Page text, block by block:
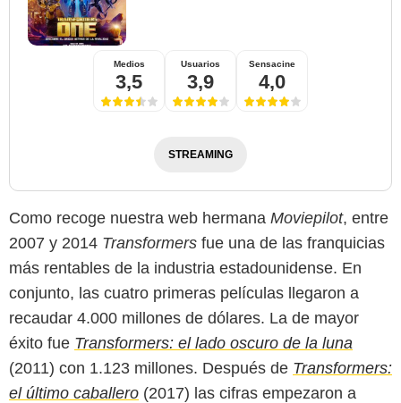
Medios
3,5
Usuarios
3,9
Sensacine
4,0
STREAMING
Como recoge nuestra web hermana Moviepilot, entre
2007 y 2014 Transformers fue una de las franquicias
más rentables de la industria estadounidense. En
conjunto, las cuatro primeras películas llegaron a
recaudar 4.000 millones de dólares. La de mayor
éxito fue Transformers: el lado oscuro de la luna
(2011) con 1.123 millones. Después de Transformers:
el último caballero (2017) las cifras empezaron a